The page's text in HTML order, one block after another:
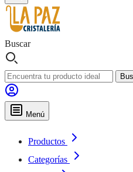
Buscar
Menú
Productos
Categorías